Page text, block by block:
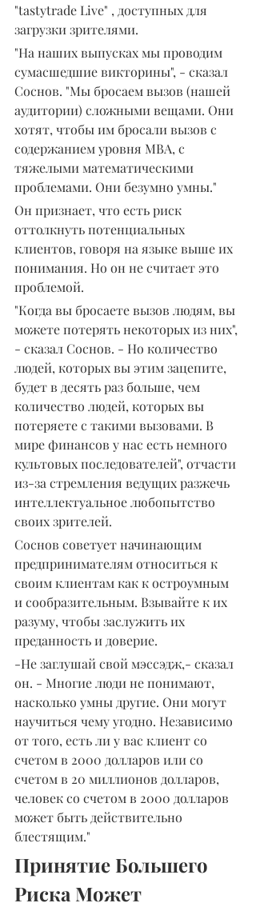
"tastytrade Live" , доступных для
загрузки зрителями.
"На наших выпусках мы проводим
сумасшедшие викторины", - сказал
Соснов. "Мы бросаем вызов (нашей
аудитории) сложными вещами. Они
хотят, чтобы им бросали вызов с
содержанием уровня MBA, с
тяжелыми математическими
проблемами. Они безумно умны."
Он признает, что есть риск
оттолкнуть потенциальных
клиентов, говоря на языке выше их
понимания. Но он не считает это
проблемой.
"Когда вы бросаете вызов людям, вы
можете потерять некоторых из них",
- сказал Соснов. - Но количество
людей, которых вы этим зацепите,
будет в десять раз больше, чем
количество людей, которых вы
потеряете с такими вызовами. В
мире финансов у нас есть немного
культовых последователей", отчасти
из-за стремления ведущих разжечь
интеллектуальное любопытство
своих зрителей.
Соснов советует начинающим
предпринимателям относиться к
своим клиентам как к остроумным
и сообразительным. Взывайте к их
разуму, чтобы заслужить их
преданность и доверие.
-Не заглушай свой мэссэдж,- сказал
он. - Многие люди не понимают,
насколько умны другие. Они могут
научиться чему угодно. Независимо
от того, есть ли у вас клиент со
счетом в 2000 долларов или со
счетом в 20 миллионов долларов,
человек со счетом в 2000 долларов
может быть действительно
блестящим."
Принятие Большего
Риска Может